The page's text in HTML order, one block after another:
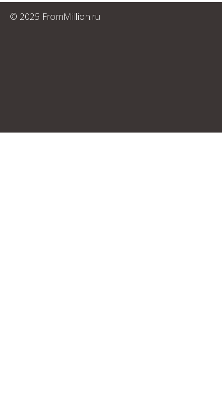
© 2025 FromMillion.ru